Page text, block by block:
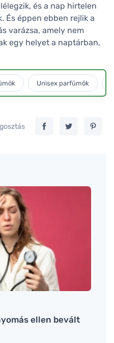
és a nap hirtelen
És éppen ebben rejlik a
varázsa, amely nem
egy helyet a naptárban,
Unisex parfümök
ellen bevált